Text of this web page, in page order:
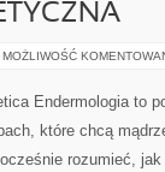
MOŻLIWOŚĆ
Endermologia to
które chcą
rozumieć,